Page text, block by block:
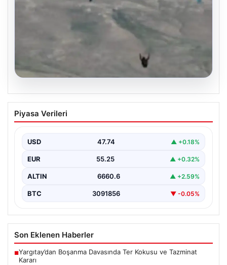
07.08.2026
Fas’tan İspanya’ya yamaç paraşütüyle
geçmeye çalışan göçmen yaşamını
{ "title": "Fas'tan İspanya'ya Yamaç Paraşütüyle
"content": "Fas ile…
Piyasa Verileri
USD 47.74 ▲ +0.18%
EUR 55.25 ▲ +0.32%
ALTIN 6660.6 ▲ +2.59%
BTC 3091856 ▼ -0.05%
Son Eklenen Haberler
■Yargıtay’dan Boşanma Davasında Ter Kokusu ve Tazminat
Kararı